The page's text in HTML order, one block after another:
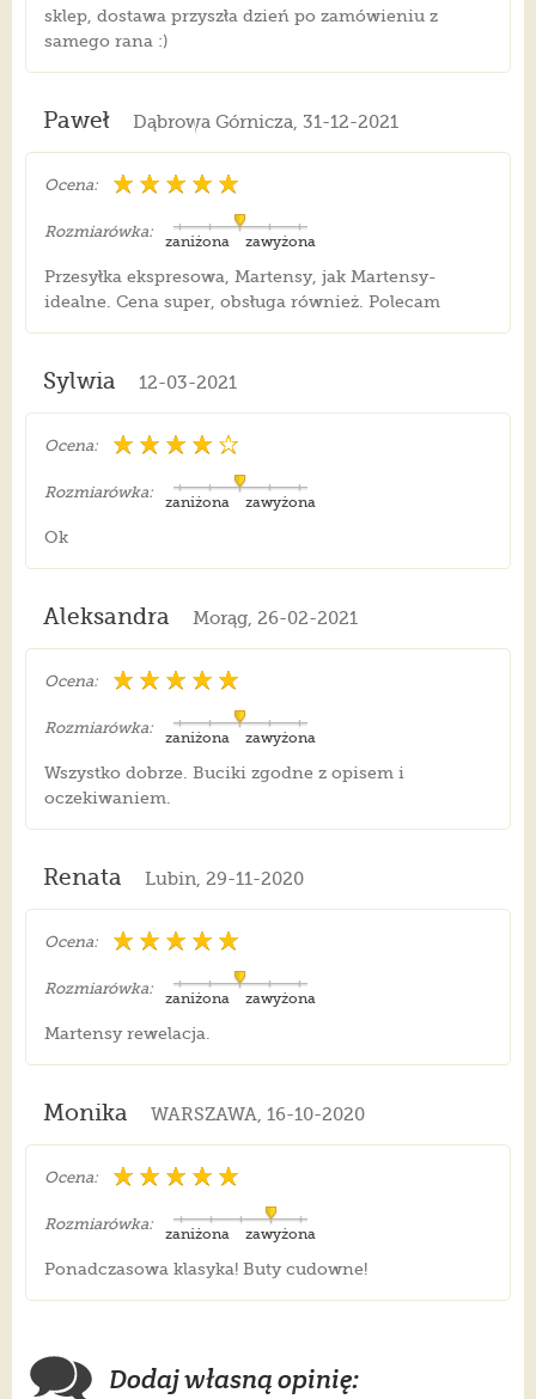
sklep, dostawa przyszła dzień po zamówieniu z
samego rana :)
Paweł Dąbrowa Górnicza, 31-12-2021
Ocena:
Rozmiarówka:
zawyżona
zaniżona
Przesyłka ekspresowa, Martensy, jak Martensy-
idealne. Cena super, obsługa również. Polecam
Sylwia 12-03-2021
Ocena:
Rozmiarówka:
zawyżona
zaniżona
Ok
Aleksandra Morąg, 26-02-2021
Ocena:
Rozmiarówka:
zawyżona
zaniżona
Wszystko dobrze. Buciki zgodne z opisem i
oczekiwaniem.
Renata Lubin, 29-11-2020
Ocena:
Rozmiarówka:
zawyżona
zaniżona
Martensy rewelacja.
Monika WARSZAWA, 16-10-2020
Ocena:
Rozmiarówka:
zawyżona
zaniżona
Ponadczasowa klasyka! Buty cudowne!
Dodaj własną opinię: